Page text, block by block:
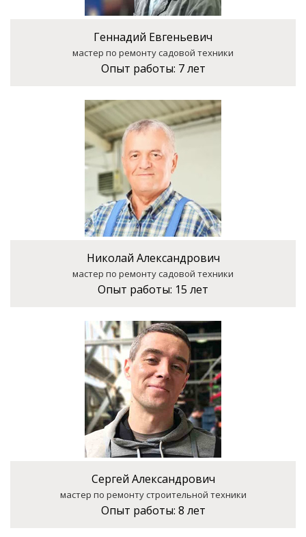
Геннадий Евгеньевич
мастер по ремонту садовой техники
Опыт работы: 7 лет
Николай Александрович
мастер по ремонту садовой техники
Опыт работы: 15 лет
Сергей Александрович
мастер по ремонту строительной техники
Опыт работы: 8 лет